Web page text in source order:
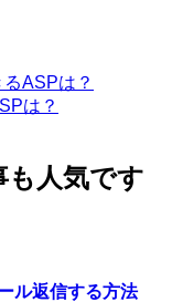
ASPは？
は？
ル返信する方法